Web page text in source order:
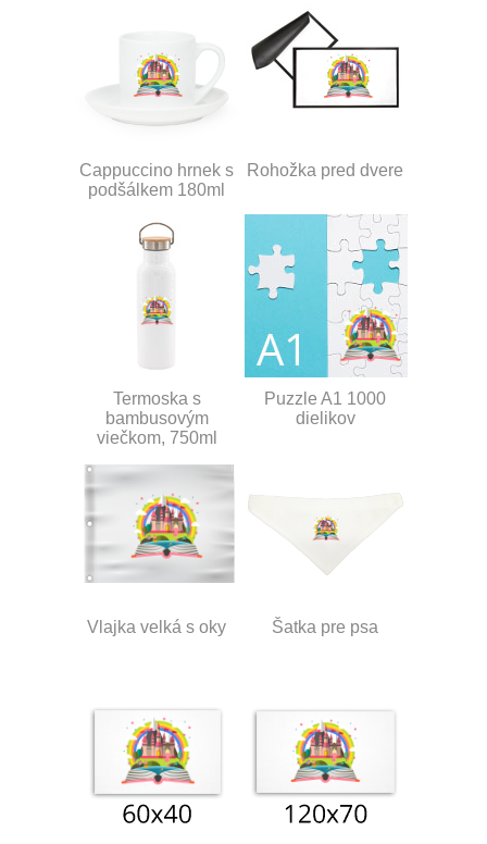
Cappuccino hrnek s
podšálkem 180ml
Rohožka pred dvere
Termoska s
bambusovým
viečkom, 750ml
Puzzle A1 1000
dielikov
Vlajka velká s oky Šatka pre psa